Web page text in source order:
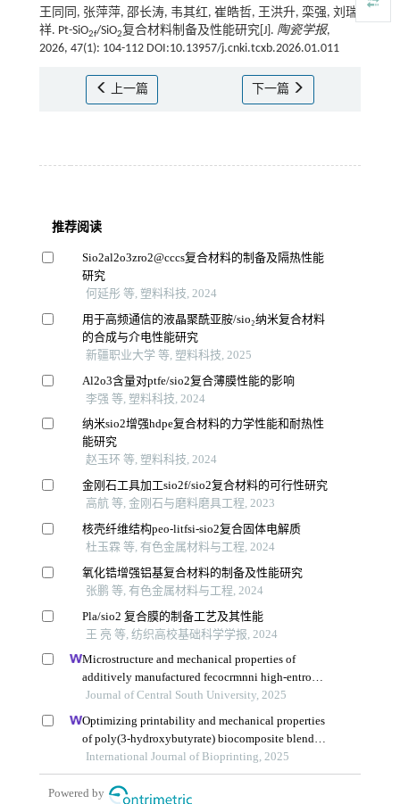
王同同, 张萍萍, 邵长涛, 韦其红, 崔皓哲, 王洪升, 栾强, 刘瑞
祥. Pt-SiO2f/SiO2复合材料制备及性能研究[J]. 陶瓷学报,
2026, 47(1): 104-112 DOI:10.13957/j.cnki.tcxb.2026.01.011
上一篇 下一篇